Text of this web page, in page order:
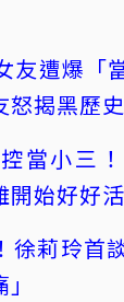
友遭爆「
怒揭黑歷史
當小三
開始好好活
徐莉玲首